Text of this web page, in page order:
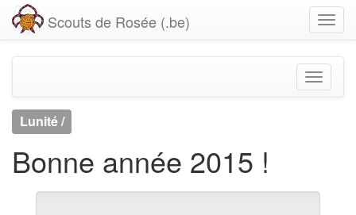
Scouts de Rosée (.be)
Lunité /
Bonne année 2015 !